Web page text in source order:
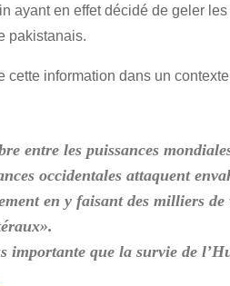
ayant en effet décidé de geler
pakistanais.
information dans un
entre les puissances
occidentales attaquent
en y faisant des milliers de
importante que la survie de